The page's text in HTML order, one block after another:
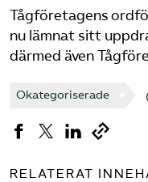
Logga in på
Sök på
Tågföretagens
nu lämnat sitt
därmed även
Okategoriserade
RELATERAT